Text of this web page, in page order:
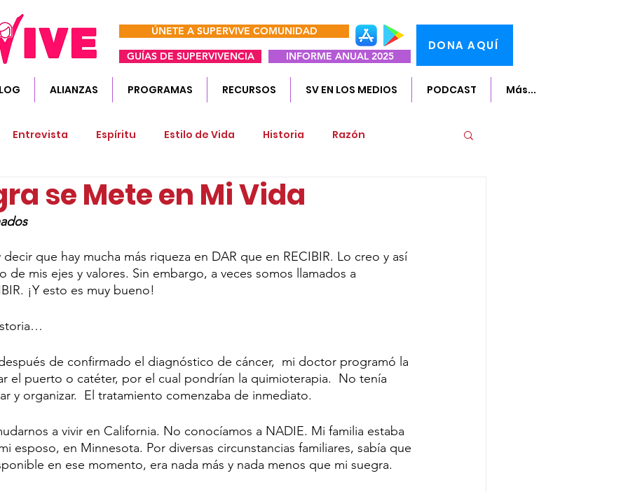
ÚNETE A SUPERVIVE COMUNIDAD
GUÍAS DE SUPERVIVENCIA
INFORME ANUAL 2025
DONA AQUÍ
ALIANZAS PROGRAMAS RECURSOS SV EN LOS MEDIOS PODCAST Más...
Entrevista Espíritu Estilo de Vida Historia Razón
Cuerpo Tratamientos
se Mete en Mi Vida
que hay mucha más riqueza en DAR que en RECIBIR. Lo creo y así
de mis ejes y valores. Sin embargo, a veces somos llamados a
¡Y esto es muy bueno!
de confirmado el diagnóstico de cáncer,  mi doctor programó la
el puerto o catéter, por el cual pondrían la quimioterapia.  No tenía
y organizar.  El tratamiento comenzaba de inmediato.
a vivir en California. No conocíamos a NADIE. Mi familia estaba
esposo, en Minnesota. Por diversas circunstancias familiares, sabía que
en ese momento, era nada más y nada menos que mi suegra.